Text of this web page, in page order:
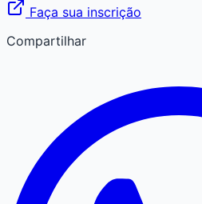
Faça sua inscrição
Compartilhar